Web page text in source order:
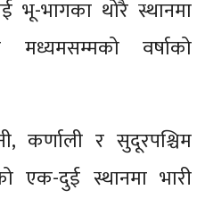
भू-भागका थोरै स्थानमा
मध्यमसम्मको वर्षाको
कर्णाली र सुदूरपश्चिम
एक-दुई स्थानमा भारी